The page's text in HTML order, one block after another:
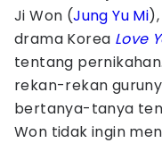
Ji Won (Jung Yu Mi
drama Korea Love
tentang
rekan-rekan
bertanya-tanya
Won tidak ingin